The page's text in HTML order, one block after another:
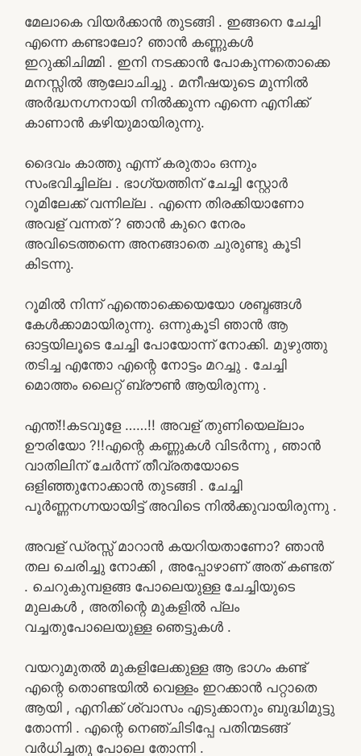
മേലാകെ വിയർക്കാൻ തുടങ്ങി . ഇങ്ങനെ ചേച്ചി
എന്നെ കണ്ടാലോ? ഞാൻ കണ്ണുകൾ
ഇറുക്കിചിമ്മി . ഇനി നടക്കാൻ പോകുന്നതൊക്കെ
മനസ്സിൽ ആലോചിച്ചു . മനീഷയുടെ മുന്നിൽ
അർദ്ധനഗ്നനായി നിൽക്കുന്ന എന്നെ എനിക്ക്
കാണാൻ കഴിയുമായിരുന്നു.
ദൈവം കാത്തു എന്ന് കരുതാം ഒന്നും
സംഭവിച്ചില്ല . ഭാഗ്യത്തിന് ചേച്ചി സ്റ്റോർ
റൂമിലേക്ക് വന്നില്ല . എന്നെ തിരക്കിയാണോ
അവള് വന്നത് ? ഞാൻ കുറെ നേരം
അവിടെത്തന്നെ അനങ്ങാതെ ചുരുണ്ടു കൂടി
കിടന്നു.
റൂമിൽ നിന്ന് എന്തൊക്കെയെയോ ശബ്ദങ്ങൾ
കേൾക്കാമായിരുന്നു. ഒന്നുകൂടി ഞാൻ ആ
ഓട്ടയിലൂടെ ചേച്ചി പോയോന്ന് നോക്കി. മുഴുത്തു
തടിച്ച എന്തോ എന്റെ നോട്ടം മറച്ചു . ചേച്ചി
മൊത്തം ലൈറ്റ് ബ്രൗൺ ആയിരുന്നു .
എന്ത്!!കടവുളേ ……!! അവള് തുണിയെല്ലാം
ഊരിയോ ?!!എന്റെ കണ്ണുകൾ വിടർന്നു , ഞാൻ
വാതിലിന് ചേർന്ന് തീവ്രതയോടെ
ഒളിഞ്ഞുനോക്കാൻ തുടങ്ങി . ചേച്ചി
പൂർണ്ണനഗ്നയായിട്ട് അവിടെ നിൽക്കുവായിരുന്നു .
അവള് ഡ്രസ്സ് മാറാൻ കയറിയതാണോ? ഞാൻ
തല ചെരിച്ചു നോക്കി , അപ്പോഴാണ് അത് കണ്ടത്
. ചെറുകുമ്പളങ്ങ പോലെയുള്ള ചേച്ചിയുടെ
മുലകൾ , അതിന്റെ മുകളിൽ പ്ലം
വച്ചതുപോലെയുള്ള ഞെട്ടുകൾ .
വയറുമുതൽ മുകളിലേക്കുള്ള ആ ഭാഗം കണ്ട്
എന്റെ തൊണ്ടയിൽ വെള്ളം ഇറക്കാൻ പറ്റാതെ
ആയി , എനിക്ക് ശ്വാസം എടുക്കാനും ബുദ്ധിമുട്ടു
തോന്നി . എന്റെ നെഞ്ചിടിപ്പേ പതിന്മടങ്ങ്
വർധിച്ചതു പോലെ തോന്നി .